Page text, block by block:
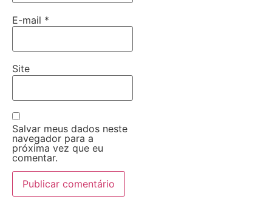
E-mail *
Site
Salvar meus dados neste
navegador para a
próxima vez que eu
comentar.